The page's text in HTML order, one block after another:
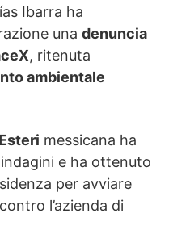
Ibarra ha
una denuncia
, ritenuta
ambientale
messicana ha
e ha ottenuto
per avviare
l’azienda di